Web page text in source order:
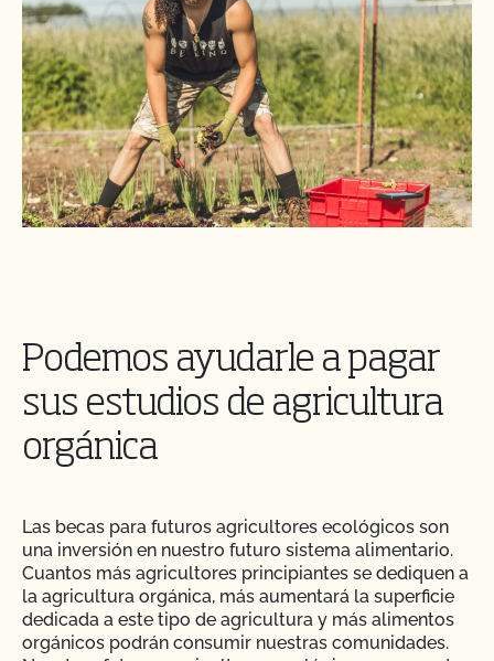
Podemos ayudarle a pagar
sus estudios de agricultura
orgánica
Las becas para futuros agricultores ecológicos son
una inversión en nuestro futuro sistema alimentario.
Cuantos más agricultores principiantes se dediquen a
la agricultura orgánica, más aumentará la superficie
dedicada a este tipo de agricultura y más alimentos
orgánicos podrán consumir nuestras comunidades.